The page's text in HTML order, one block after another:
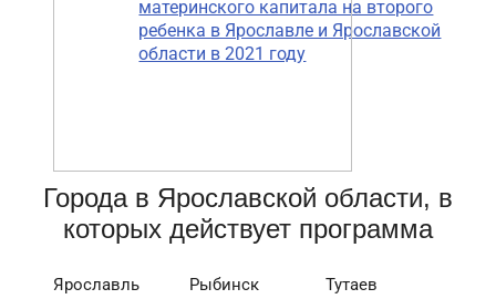
материнского капитала на второго
ребенка в Ярославле и Ярославской
области в 2021 году
Города в Ярославской области, в
которых действует программа
Ярославль Рыбинск
Тутаев